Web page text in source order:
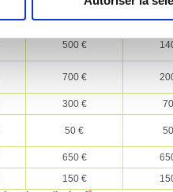
500 €
700 €
300 €
50 €
650 €
150 €